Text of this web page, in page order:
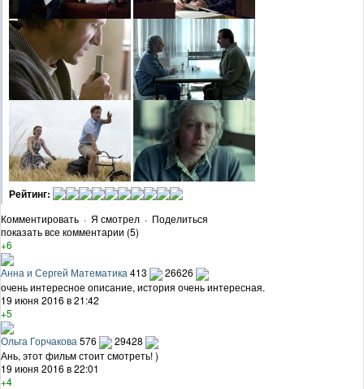
Рейтинг:
Комментировать · Я смотрел · Поделиться
показать все комментарии (5)
+6
Анна и Сергей Математика 413
26626
очень интересное описание, история очень интересная.
19 июня 2016 в 21:42
+5
Ольга Горчакова 576
29428
Ань, этот фильм стоит смотреть! )
19 июня 2016 в 22:01
+4